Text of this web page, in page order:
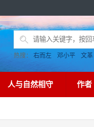
热搜： 右而左 邓小平 文革
人与自然相守 作者